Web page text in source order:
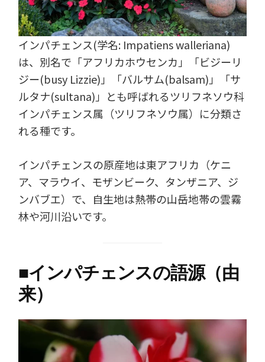
インパチェンス(学名: Impatiens walleriana)
は、別名で「アフリカホウセンカ」「ビジーリ
ジー(busy Lizzie)」「バルサム(balsam)」「サ
ルタナ(sultana)」とも呼ばれるツリフネソウ科
インパチェンス属（ツリフネソウ属）に分類さ
れる種です。
インパチェンスの原産地は東アフリカ（ケニ
ア、マラウイ、モザンビーク、タンザニア、ジ
ンバブエ）で、自生地は熱帯の山岳地帯の雲霧
林や河川沿いです。
■インパチェンスの語源（由
来）